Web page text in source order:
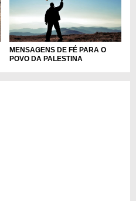
MENSAGENS DE FÉ PARA O
POVO DA PALESTINA